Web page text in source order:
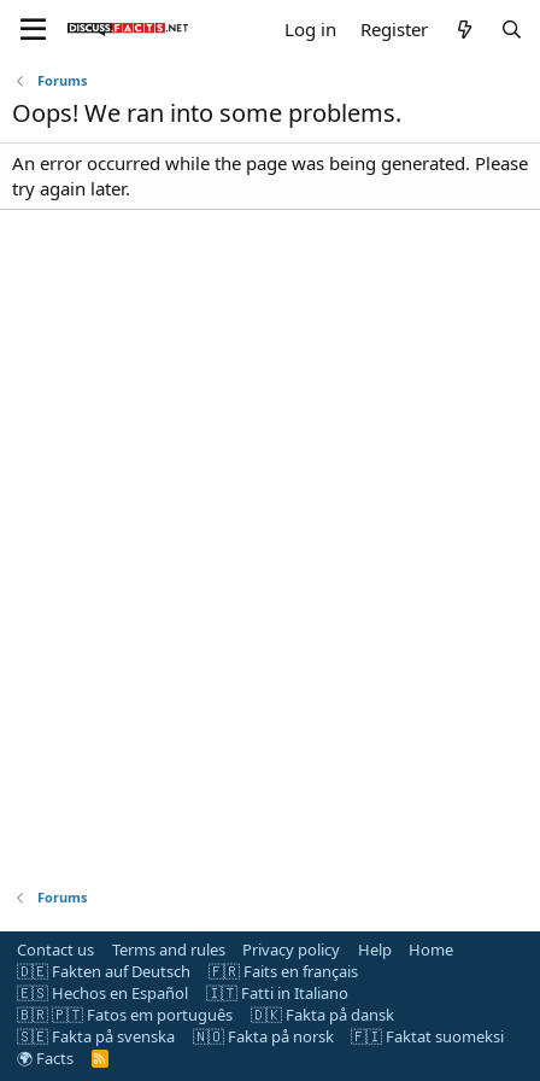
Log in Register
Forums
Oops! We ran into some problems.
An error occurred while the page was being generated. Please
try again later.
Forums
Contact us Terms and rules Privacy policy Help
Home
🇩🇪 Fakten auf Deutsch
🇫🇷 Faits en français
🇪🇸 Hechos en Español
🇮🇹 Fatti in Italiano
🇧🇷 🇵🇹 Fatos em português
🇩🇰 Fakta på dansk
🇸🇪 Fakta på svenska
🇳🇴 Fakta på norsk
🇫🇮 Faktat suomeksi
🌍 Facts
R